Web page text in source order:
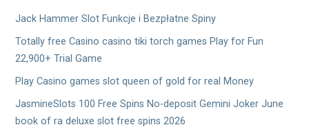
Jack Hammer Slot Funkcje i Bezpłatne Spiny
Totally free Casino casino tiki torch games Play for Fun
22,900+ Trial Game
Play Casino games slot queen of gold for real Money
JasmineSlots 100 Free Spins No-deposit Gemini Joker June
book of ra deluxe slot free spins 2026